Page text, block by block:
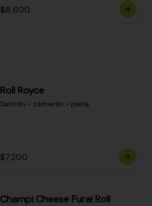
$8.600
Roll Royce
Salmón - camarón - palta
$7.200
Champi Cheese Furai Roll